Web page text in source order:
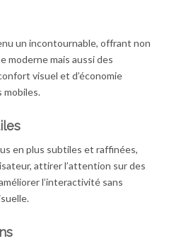
un incontournable, offrant non
moderne mais aussi des
visuel et d’économie
mobiles.
en plus subtiles et raffinées,
attirer l’attention sur des
l’interactivité sans